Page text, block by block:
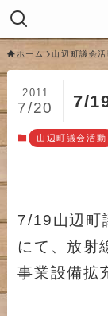
ホーム 山辺町議会活
7/
2011
7/20
山辺町議会活動
7/19山辺町
にて、放射
事業設備拡